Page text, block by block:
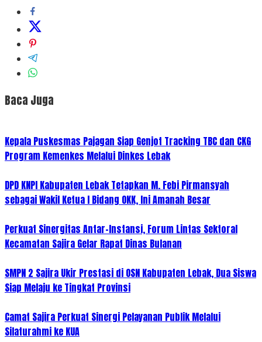
Baca Juga
Kepala Puskesmas Pajagan Siap Genjot Tracking TBC dan CKG
Program Kemenkes Melalui Dinkes Lebak
DPD KNPI Kabupaten Lebak Tetapkan M. Febi Pirmansyah
sebagai Wakil Ketua I Bidang OKK, Ini Amanah Besar
Perkuat Sinergitas Antar-Instansi, Forum Lintas Sektoral
Kecamatan Sajira Gelar Rapat Dinas Bulanan
SMPN 2 Sajira Ukir Prestasi di OSN Kabupaten Lebak, Dua Siswa
Siap Melaju ke Tingkat Provinsi
Camat Sajira Perkuat Sinergi Pelayanan Publik Melalui
Silaturahmi ke KUA